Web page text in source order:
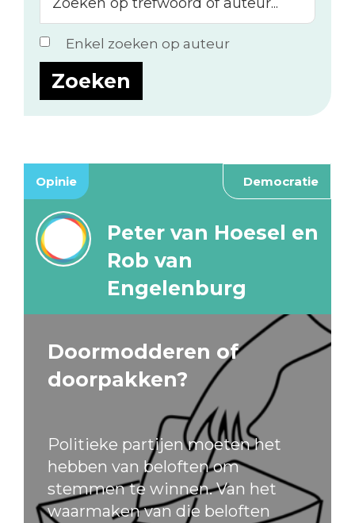
op
trefwoord
of
auteur...
Enkel zoeken op auteur
Opinie Democratie
Peter van Hoesel en
Rob van
Engelenburg
Doormodderen of
doorpakken?
Politieke partijen moeten het
hebben van beloften om
stemmen te winnen. Van het
waarmaken van die beloften